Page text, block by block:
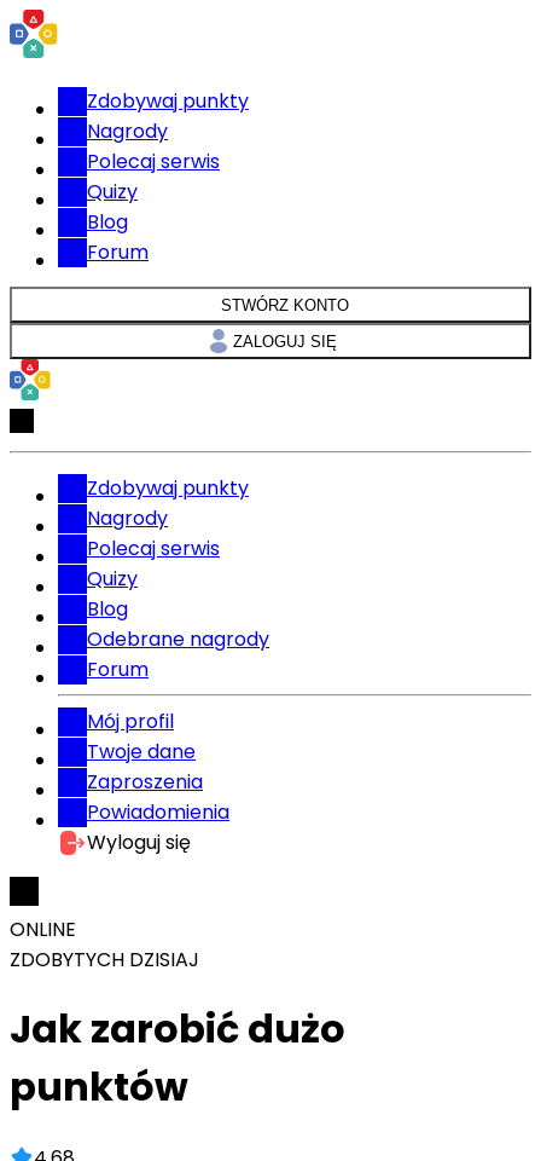
Zdobywaj punkty
Nagrody
Polecaj serwis
Quizy
Blog
Forum
STWÓRZ KONTO
ZALOGUJ SIĘ
Zdobywaj punkty
Nagrody
Polecaj serwis
Quizy
Blog
Odebrane nagrody
Forum
Mój profil
Twoje dane
Zaproszenia
Powiadomienia
Wyloguj się
ONLINE
ZDOBYTYCH DZISIAJ
Jak zarobić dużo
punktów